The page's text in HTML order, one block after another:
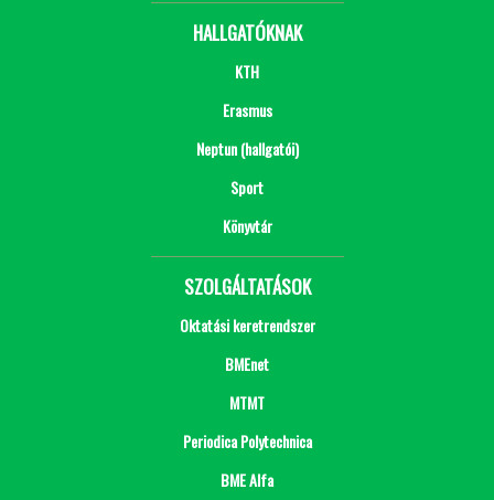
HALLGATÓKNAK
KTH
Erasmus
Neptun (hallgatói)
Sport
Könyvtár
SZOLGÁLTATÁSOK
Oktatási keretrendszer
BMEnet
MTMT
Periodica Polytechnica
BME Alfa